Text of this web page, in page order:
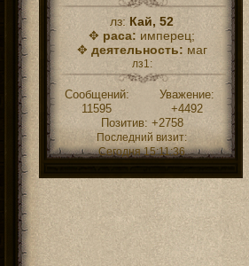
лз: Кай, 52
✥ раса: имперец;
✥ деятельность: маг
лз1:
Сообщений:
11595
Уважение:
+4492
Позитив: +2758
Последний визит:
Сегодня 15:11:36